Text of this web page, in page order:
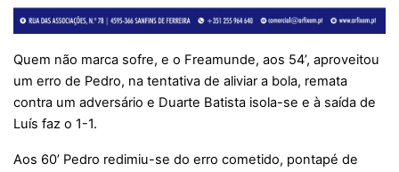
Quem não marca sofre, e o Freamunde, aos 54’, aproveitou
um erro de Pedro, na tentativa de aliviar a bola, remata
contra um adversário e Duarte Batista isola-se e à saída de
Luís faz o 1-1.
Aos 60’ Pedro redimiu-se do erro cometido, pontapé de